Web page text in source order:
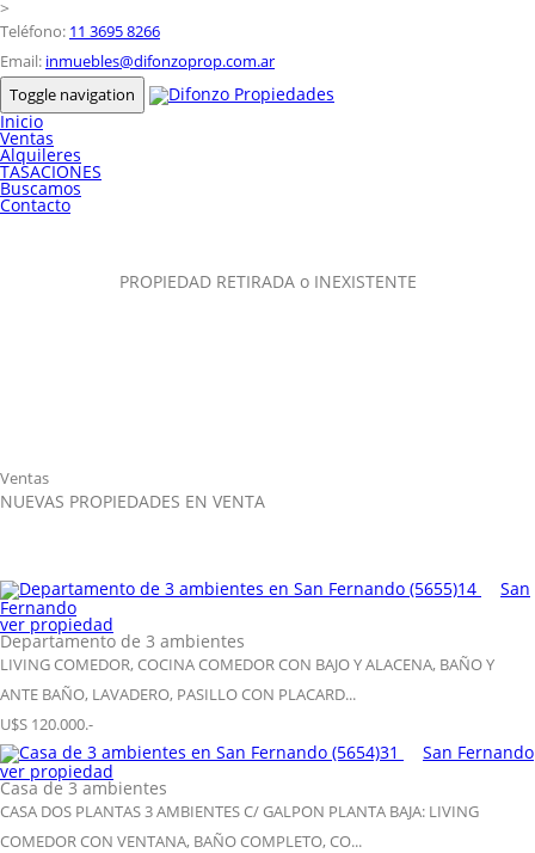
>
Teléfono: 11 3695 8266
Email: inmuebles@difonzoprop.com.ar
Toggle navigation
Inicio
Ventas
Alquileres
TASACIONES
Buscamos
Contacto
PROPIEDAD RETIRADA o INEXISTENTE
Ventas
NUEVAS PROPIEDADES EN VENTA
14
San
Fernando
ver propiedad
Departamento de 3 ambientes
LIVING COMEDOR, COCINA COMEDOR CON BAJO Y ALACENA, BAÑO Y
ANTE BAÑO, LAVADERO, PASILLO CON PLACARD...
U$S 120.000.-
31
San Fernando
ver propiedad
Casa de 3 ambientes
CASA DOS PLANTAS 3 AMBIENTES C/ GALPON PLANTA BAJA: LIVING
COMEDOR CON VENTANA, BAÑO COMPLETO, CO...